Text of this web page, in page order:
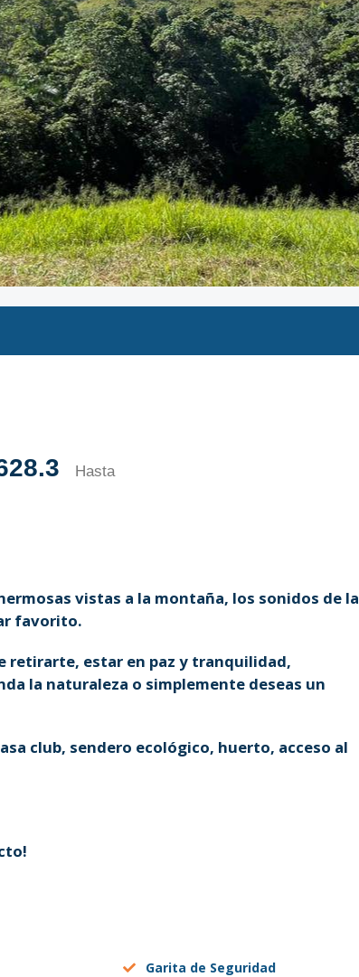
Hasta
vistas a la montaña, los sonidos de la
favorito.
retirarte, estar en paz y tranquilidad,
la naturaleza o simplemente deseas un
club, sendero ecológico, huerto, acceso al
Garita de Seguridad